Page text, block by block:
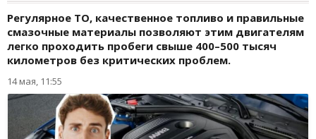
Регулярное ТО, качественное топливо и правильные
смазочные материалы позволяют этим двигателям
легко проходить пробеги свыше 400–500 тысяч
километров без критических проблем.
14 мая, 11:55